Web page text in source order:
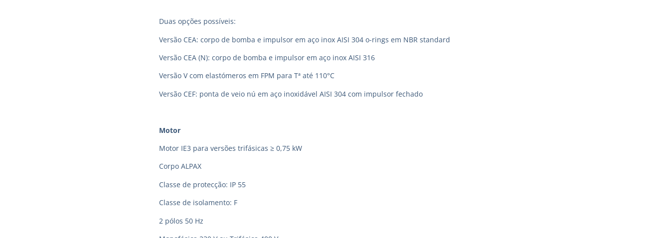
Duas opções possíveis:
Versão CEA: corpo de bomba e impulsor em aço inox AISI 304 o-rings em NBR standard
Versão CEA (N): corpo de bomba e impulsor em aço inox AISI 316
Versão V com elastómeros em FPM para Tª até 110°C
Versão CEF: ponta de veio nú em aço inoxidável AISI 304 com impulsor fechado
Motor
Motor IE3 para versões trifásicas ≥ 0,75 kW
Corpo ALPAX
Classe de protecção: IP 55
Classe de isolamento: F
2 pólos 50 Hz